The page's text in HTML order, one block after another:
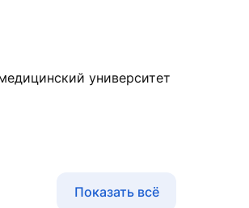
университет
Показать всё